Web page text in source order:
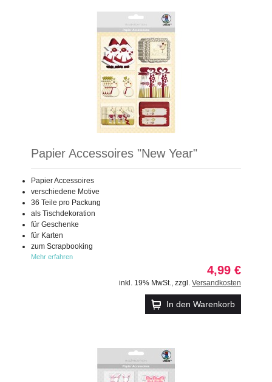
Papier Accessoires "New Year"
Papier Accessoires
verschiedene Motive
36 Teile pro Packung
als Tischdekoration
für Geschenke
für Karten
zum Scrapbooking
Mehr erfahren
4,99 €
inkl. 19% MwSt. zzgl. Versandkosten
In den Warenkorb